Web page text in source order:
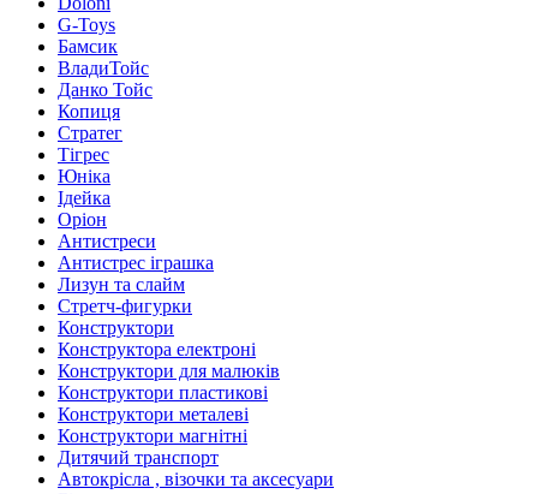
G-Toys
Бамсик
ВладиТойс
Данко Тойс
Копиця
Стратег
Тігрес
Юніка
Ідейка
Оріон
Антистреси
Антистрес іграшка
Лизун та слайм
Стретч-фигурки
Конструктори
Конструктора електроні
Конструктори для малюків
Конструктори пластикові
Конструктори металеві
Конструктори магнітні
Дитячий транспорт
Автокрісла , візочки та аксесуари